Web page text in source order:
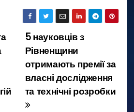
5 науковців з
Рівненщини
отримають премії за
власні дослідження
та технічні розробки